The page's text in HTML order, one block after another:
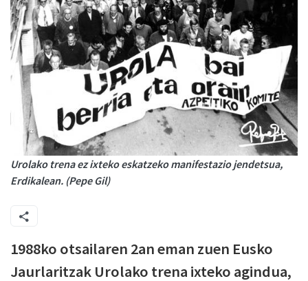
Urolako trena ez ixteko eskatzeko manifestazio jendetsua,
Erdikalean. (Pepe Gil)
1988ko otsailaren 2an eman zuen Eusko
Jaurlaritzak Urolako trena ixteko agindua,